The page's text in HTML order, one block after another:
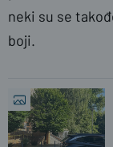
neki su se
boji.